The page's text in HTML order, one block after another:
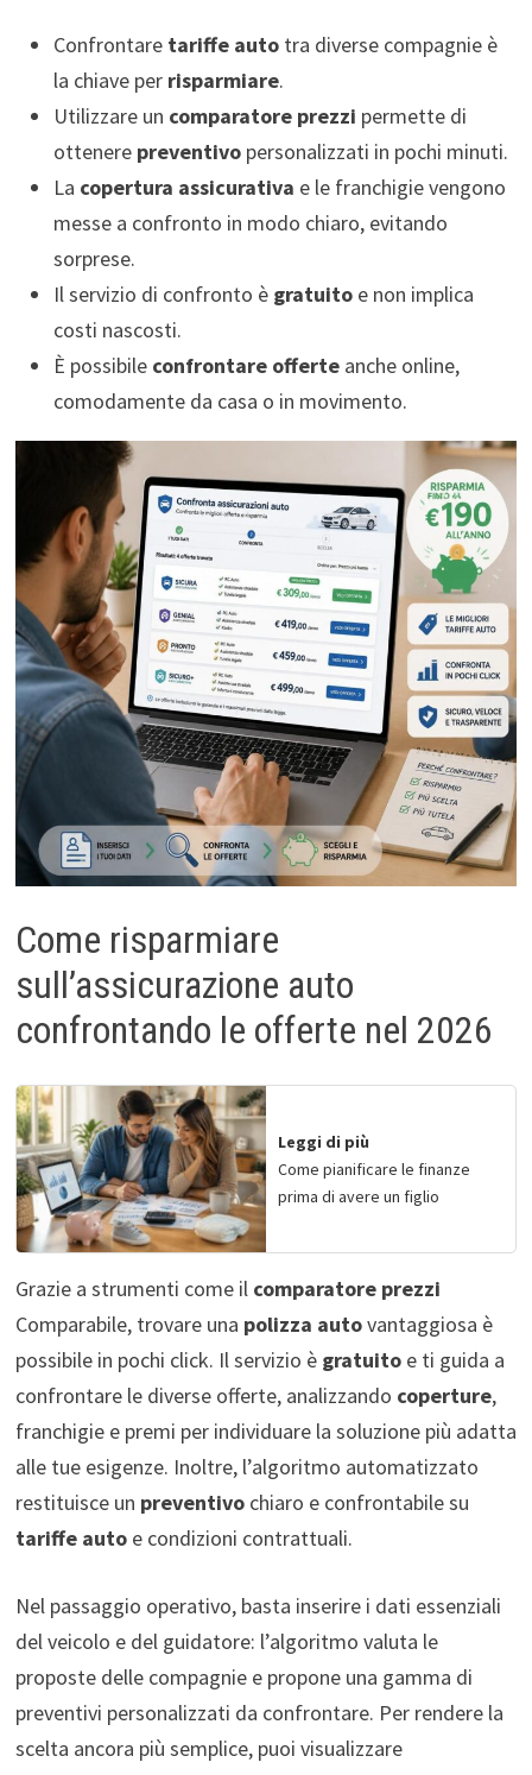
Confrontare tariffe autotra diverse compagnie è
la chiave per risparmiare.
Utilizzare un comparatore prezzi permette di
ottenere preventivopersonalizzati in pochi minuti.
La copertura assicurativa e le franchigie vengono
messe a confronto in modo chiaro, evitando
sorprese.
Il servizio di confronto è gratuitoe non implica
costi nascosti.
È possibile confrontare offerteanche online,
comodamente da casa o in movimento.
Come risparmiare
sull’assicurazione auto
confrontando le offerte nel 2026
Leggi di più
Come pianificare le finanze
prima di avere un figlio
Grazie a strumenti come il comparatore prezzi
Comparabile, trovare una polizza autovantaggiosa è
possibile in pochi click. Il servizio è gratuitoe ti guida a
confrontare le diverse offerte, analizzando coperture,
franchigie e premi per individuare la soluzione più adatta
alle tue esigenze. Inoltre, l’algoritmo automatizzato
restituisce un preventivochiaro e confrontabile su
tariffe autoe condizioni contrattuali.
Nel passaggio operativo, basta inserire i dati essenziali
del veicolo e del guidatore: l’algoritmo valuta le
proposte delle compagnie e propone una gamma di
preventivi personalizzati da confrontare. Per rendere la
scelta ancora più semplice, puoi visualizzare